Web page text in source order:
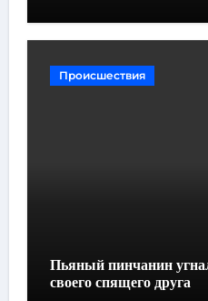
Происшествия
Пьяный пинчанин
своего спящего друга